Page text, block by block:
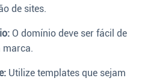
de sites.
O domínio deve ser fácil de
marca.
Utilize templates que sejam